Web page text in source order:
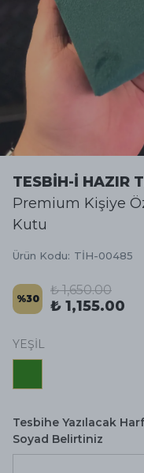
TESBİH-İ HAZIR
Premium Kişiye
Kutu
Ürün Kodu: TİH-00485
%30
₺ 1,650.00
₺ 1,155.00
YEŞİL
Tesbihe Yazılacak
Soyad Belirtiniz